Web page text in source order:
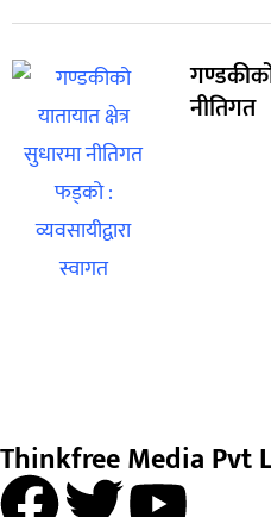
नीतिगत
Thinkfree Media Pvt